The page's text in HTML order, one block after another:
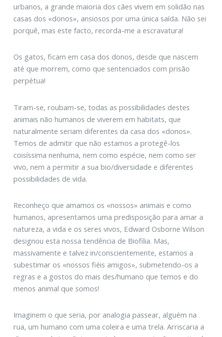
urbanos, a grande maioria dos cães vivem em solidão nas
casas dos «donos», ansiosos por uma única saída. Não sei
porquê, mas este facto, recorda-me a escravatura!
Os gatos, ficam em casa dos donos, desde que nascem
até que morrem, como que sentenciados com prisão
perpétua!
Tiram-se, roubam-se, todas as possibilidades destes
animais não humanos de viverem em habitats, que
naturalmente seriam diferentes da casa dos «donos».
Temos de admitir que não estamos a protegê-los
coisíssima nenhuma, nem como espécie, nem como ser
vivo, nem a permitir a sua bio/diversidade e diferentes
possibilidades de vida.
Reconheço que amamos os «nossos» animais e como
humanos, apresentamos uma predisposição para amar a
natureza, a vida e os seres vivos, Edward Osborne Wilson
designou esta nossa tendência de Biofilia. Mas,
massivamente e talvez in/conscientemente, estamos a
subestimar os «nossos fiéis amigos», submetendo-os a
regras e a gostos do mais des/humano que temos e do
menos animal que somos!
Imaginem o que seria, por analogia passear, alguém na
rua, um humano com uma coleira e uma trela. Arriscaria a